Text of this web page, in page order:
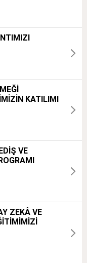
KATILIMI
VE
ZEKÂ VE